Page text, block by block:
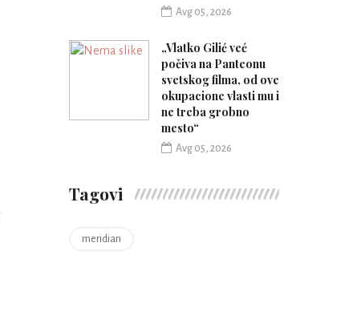
Avg 05, 2026
„Vlatko Gilić već
počiva na Panteonu
svetskog filma, od ove
okupacione vlasti mu i
ne treba grobno
mesto“
Avg 05, 2026
Tagovi
meridian